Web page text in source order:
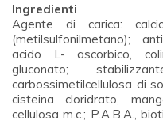
Ingredienti
Agente di carica:
(metilsulfonilmetano);
acido L- ascorbico,
gluconato;
carbossimetilcellulosa di
cisteina cloridrato,
cellulosa m.c.; P.A.B.A.,